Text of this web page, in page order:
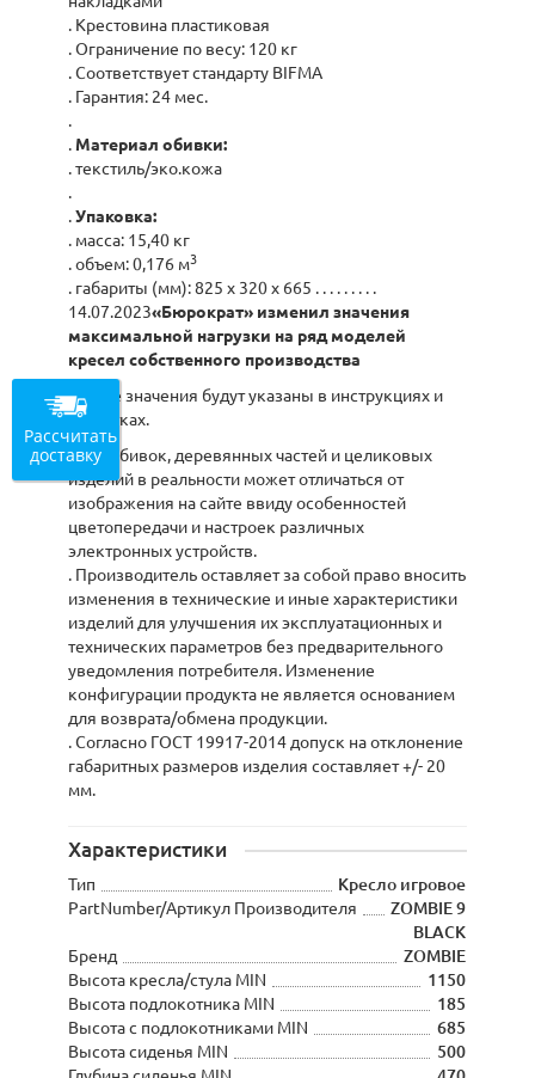
. Крестовина пластиковая
. Ограничение по весу: 120 кг
. Соответствует стандарту BIFMA
. Гарантия: 24 мес.
.
. Материал обивки:
. текстиль/эко.кожа
.
.Упаковка:
. масса: 15,40 кг
. объем: 0,176 м3
. габариты (мм): 825 x 320 x 665 . . . . . . . . .
14.07.2023«Бюрократ» изменил значения
максимальной нагрузки на ряд моделей
кресел собственного производства
Новые значения будут указаны в инструкциях и
этикетках.
Цвет обивок, деревянных частей и целиковых
изделий в реальности может отличаться от
изображения на сайте ввиду особенностей
цветопередачи и настроек различных
электронных устройств.
. Производитель оставляет за собой право вносить
изменения в технические и иные характеристики
изделий для улучшения их эксплуатационных и
технических параметров без предварительного
уведомления потребителя. Изменение
конфигурации продукта не является основанием
для возврата/обмена продукции.
. Согласно ГОСТ 19917-2014 допуск на отклонение
габаритных размеров изделия составляет +/- 20
мм.
Характеристики
Тип
Кресло игровое
PartNumber/Артикул Производителя
ZOMBIE 9
BLACK
Бренд
ZOMBIE
Высота кресла/стула MIN
1150
Высота подлокотника MIN
185
Высота с подлокотниками MIN
685
Высота сиденья MIN
500
Рассчитать
доставку